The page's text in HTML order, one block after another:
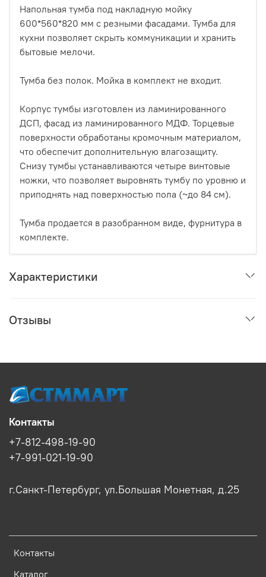
Напольная тумба под накладную мойку
600*560*820 мм с резными фасадами. Тумба для
кухни позволяет скрыть коммуникации и хранить
бытовые мелочи.
Тумба без полок. Мойка в комплект не входит.
Корпус тумбы изготовлен из ламинированного
ДСП, фасад из ламинированного МДФ. Торцевые
поверхности обработаны кромочным материалом,
что обеспечит дополнительную влагозащиту.
Снизу тумбы устанавливаются четыре винтовые
ножки, что позволяет выровнять тумбу по уровню и
приподнять над поверхностью пола (~до 84 см).
Тумба продается в разобранном виде, фурнитура в
комплекте.
Характеристики
Отзывы
Контакты
Каталог
Контакты
+7-812-498-19-90
+7-991-021-19-90
г.Санкт-Петербург, ул.Большая Монетная, д.25